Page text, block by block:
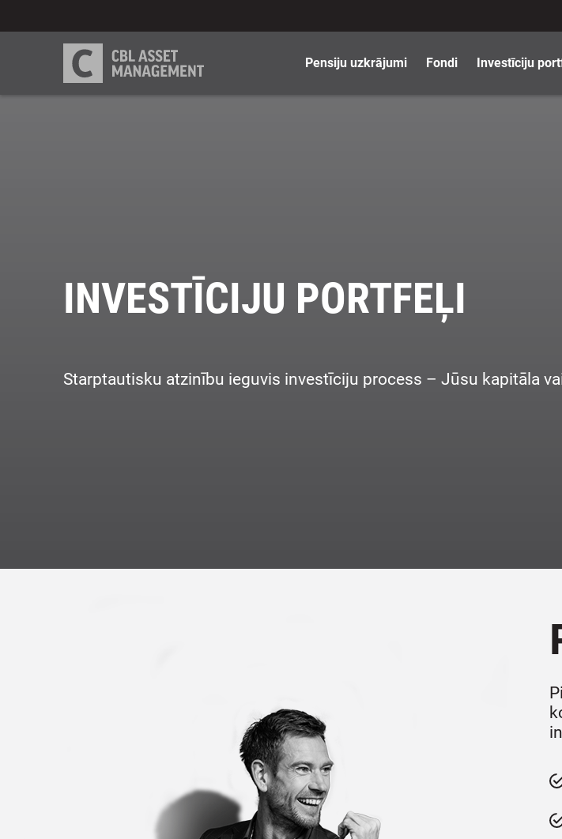
Pensiju uzkrājumi Fondi Investīciju
INVESTĪCIJU PORTFEĻI
Starptautisku atzinību ieguvis investīciju process – Jūsu kapitāla